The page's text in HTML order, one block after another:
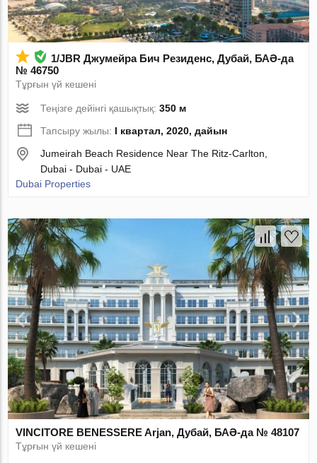
1/JBR Джумейра Бич Резиденс, Дубай, БАӘ-да
№ 46750
Тұрғын үй кешені
Теңізге дейінгі қашықтық:350 м
Тапсыру жылы: I квартал, 2020, дайын
Jumeirah Beach Residence Near The Ritz-Carlton,
Dubai - Dubai - UAE
Dubai Properties
VINCITORE BENESSERE Arjan, Дубай, БАӘ-да № 48107
Тұрғын үй кешені